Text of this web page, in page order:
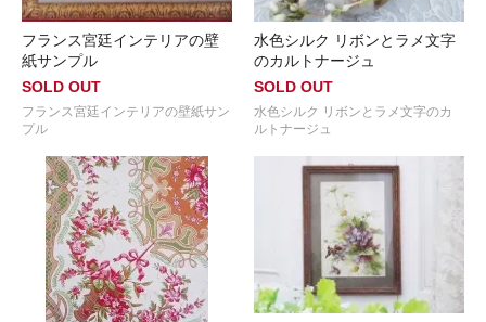
フランス宮廷インテリアの壁
紙サンプル
SOLD OUT
フランス宮廷インテリアの壁紙サン
プル
水色シルク リボンとラメ文字
のカルトナージュ
SOLD OUT
水色シルク リボンとラメ文字のカ
ルトナージュ